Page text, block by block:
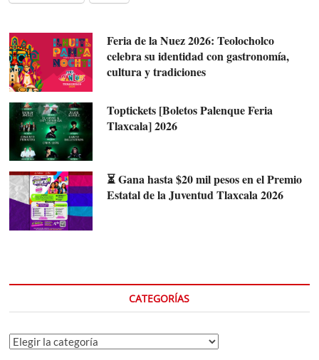
Feria de la Nuez 2026: Teolocholco
celebra su identidad con gastronomía,
cultura y tradiciones
Toptickets [Boletos Palenque Feria
Tlaxcala] 2026
⏳ Gana hasta $20 mil pesos en el Premio
Estatal de la Juventud Tlaxcala 2026
CATEGORÍAS
Categorías